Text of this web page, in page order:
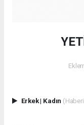
Erkek| Kadın